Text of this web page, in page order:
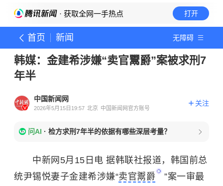
· 获取全网一手热点 打开
首页 新闻 无障碍
韩媒：金建希涉嫌“卖官鬻爵”案被求刑7
年半
中国新闻网
2026年5月15日19:57 北京 中国新闻网官方账号
关注
问AI · 检方求刑7年半的依据有哪些深层考量？
中新网5月15日电 据韩联社报道，韩国前总
统尹锡悦妻子金建希涉嫌“卖官鬻爵
”案一审最